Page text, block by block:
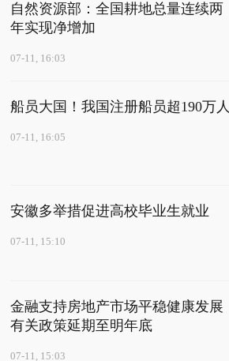
自然资源部：全国耕地总量连续两
年实现净增加
07-11, 16:03
船员大国！我国注册船员超190万人
07-11, 16:05
安徽多举措促进高校毕业生就业
07-11, 15:10
金融支持房地产市场平稳健康发展
有关政策延期至明年底
07-11, 15:03